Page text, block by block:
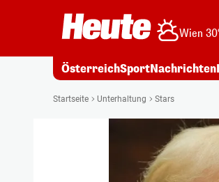
Wien
ÖsterreichSportNachrichten
Startseite Unterhaltung Stars